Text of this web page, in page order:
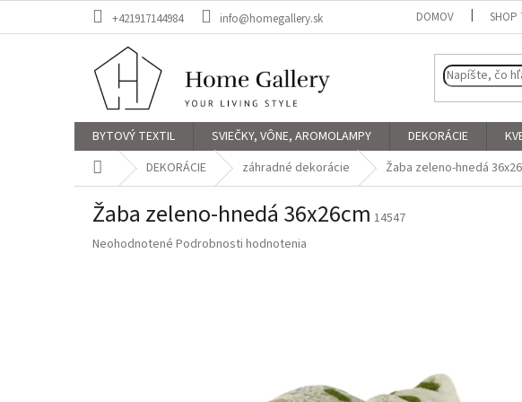
+421917144984 info@homegallery.sk DOMOV SHOP
BYTOVÝ TEXTIL SVIEČKY, VÔNE, AROMOLAMPY DEKORÁCIE
DomovDEKORÁCIE záhradné dekorácie Žaba zeleno-hnedá
Žaba zeleno-hnedá 36x26cm 14547
Priemerné
Neohodnotené Podrobnosti hodnotenia